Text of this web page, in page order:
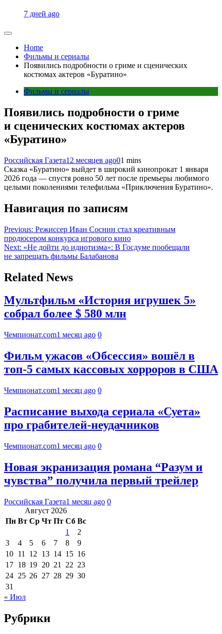
7 дней ago
Home
Фильмы и сериалы
Появились подробности о гриме и сценических
костюмах актеров «Буратино»
Фильмы и сериалы
Появились подробности о гриме
и сценических костюмах актеров
«Буратино»
Российская Газета12 месяцев ago01 mins
Сказка «Буратино» выйдет в широкий кинопрокат 1 января
2026 года — спустя ровно 50 лет после премьеры любимого
целыми поколениями телефильма «Приключения Буратино».
Навигация по записям
Previous: Режиссер Иван Соснин стал креативным
продюсером конкурса игрового кино
Next: «Не дойти до идиотизма»: В Госдуме пообещали
не запрещать фильмы Балабанова
Related News
Мультфильм «История игрушек 5»
собрал более $ 580 млн
Чемпионат.com1 месяц ago 0
Фильм ужасов «Обсессия» вошёл в
топ-5 самых кассовых хорроров в США
Чемпионат.com1 месяц ago 0
Расписание выхода сериала «Суета»
про грабителей-неудачников
Чемпионат.com1 месяц ago 0
Новая экранизация романа “Разум и
чувства” получила первый трейлер
Российская Газета1 месяц ago 0
Август 2026
Пн Вт Ср Чт Пт Сб Вс
1
2
3
4 5 6 7 8
9
10 11 12 13 14 15 16
17 18 19 20 21 22 23
24 25 26 27 28 29 30
31
« Июл
Рубрики